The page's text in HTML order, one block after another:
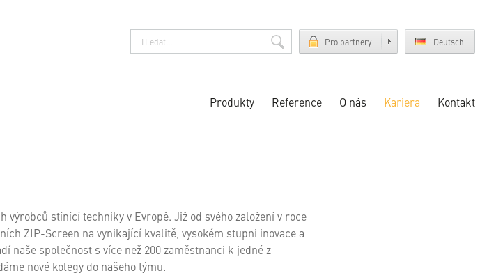
Deutsch
Pro partnery
Produkty Reference O nás Kariera Kontakt
výrobců stínící techniky v Evropě. Již od svého založení v roce
ZIP-Screen na vynikající kvalitě, vysokém stupni inovace a
naše společnost s více než 200 zaměstnanci k jedné z
nové kolegy do našeho týmu.